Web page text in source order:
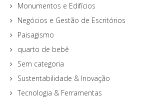
Monumentos e Edifícios
Negócios e Gestão de Escritórios
Paisagismo
quarto de bebê
Sem categoria
Sustentabilidade & Inovação
Tecnologia & Ferramentas